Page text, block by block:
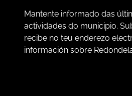
Mantente informado das
actividades do municipio.
recibe no teu enderezo
información sobre